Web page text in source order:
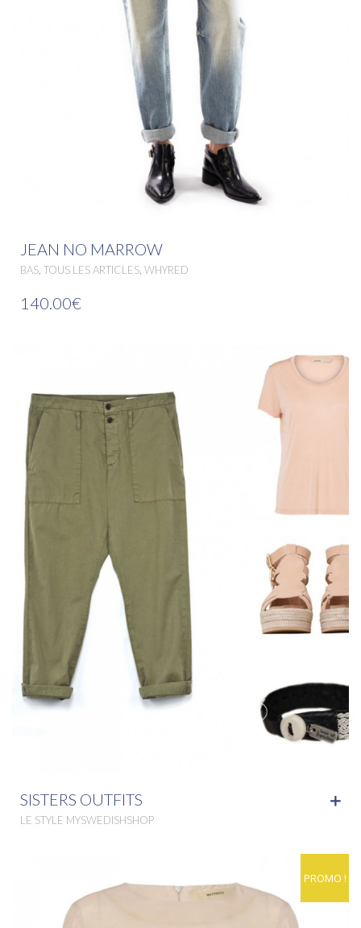
JEAN NO MARROW
BAS TOUS LES ARTICLES WHYRED
140.00€
SISTERS OUTFITS
LE STYLE MYSWEDISHSHOP
PROMO !